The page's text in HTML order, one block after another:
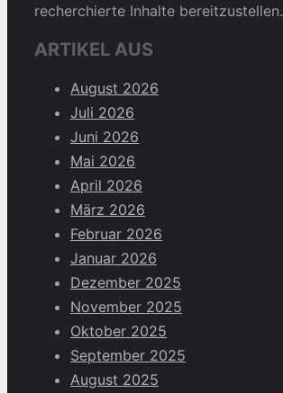
recherchierte Inhalte bereitzustellen.
ARTIKEL AUS
August 2026
Juli 2026
Juni 2026
Mai 2026
April 2026
März 2026
Februar 2026
Januar 2026
Dezember 2025
November 2025
Oktober 2025
September 2025
August 2025